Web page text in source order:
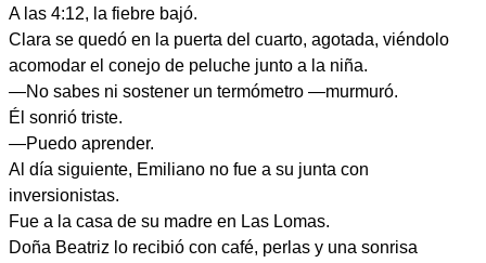
A las 4:12, la fiebre bajó.
Clara se quedó en la puerta del cuarto, agotada, viéndolo
acomodar el conejo de peluche junto a la niña.
—No sabes ni sostener un termómetro —murmuró.
Él sonrió triste.
—Puedo aprender.
Al día siguiente, Emiliano no fue a su junta con
inversionistas.
Fue a la casa de su madre en Las Lomas.
Doña Beatriz lo recibió con café, perlas y una sonrisa